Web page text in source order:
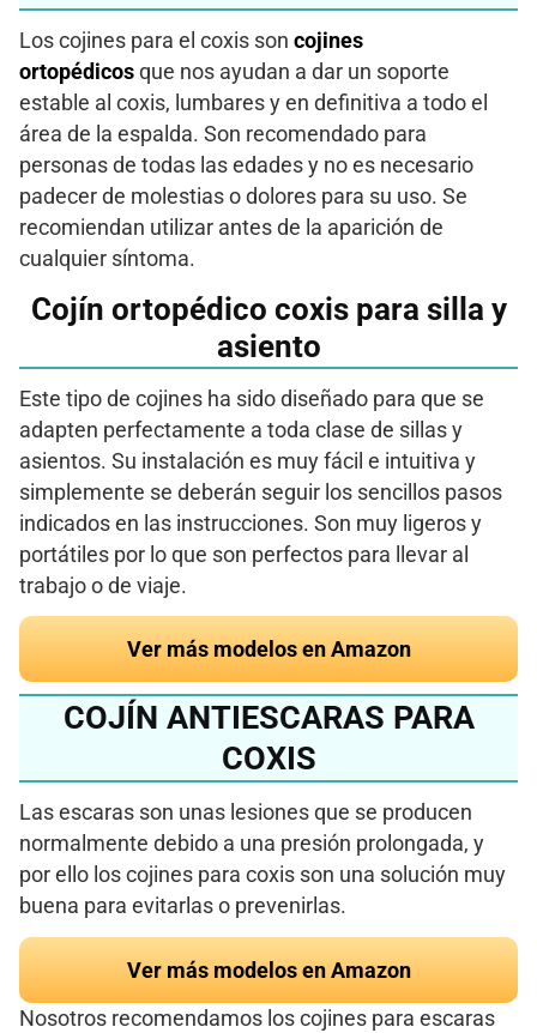
Los cojines para el coxis son cojines
ortopédicos que nos ayudan a dar un soporte
estable al coxis, lumbares y en definitiva a todo el
área de la espalda. Son recomendado para
personas de todas las edades y no es necesario
padecer de molestias o dolores para su uso. Se
recomiendan utilizar antes de la aparición de
cualquier síntoma.
Cojín ortopédico coxis para silla y
asiento
Este tipo de cojines ha sido diseñado para que se
adapten perfectamente a toda clase de sillas y
asientos. Su instalación es muy fácil e intuitiva y
simplemente se deberán seguir los sencillos pasos
indicados en las instrucciones. Son muy ligeros y
portátiles por lo que son perfectos para llevar al
trabajo o de viaje.
Ver más modelos en Amazon
COJÍN ANTIESCARAS PARA
COXIS
Las escaras son unas lesiones que se producen
normalmente debido a una presión prolongada, y
por ello los cojines para coxis son una solución muy
buena para evitarlas o prevenirlas.
Ver más modelos en Amazon
Nosotros recomendamos los cojines para escaras